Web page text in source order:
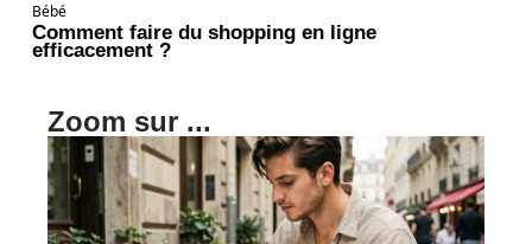
Bébé
Comment faire du shopping en ligne
efficacement ?
Zoom sur ...